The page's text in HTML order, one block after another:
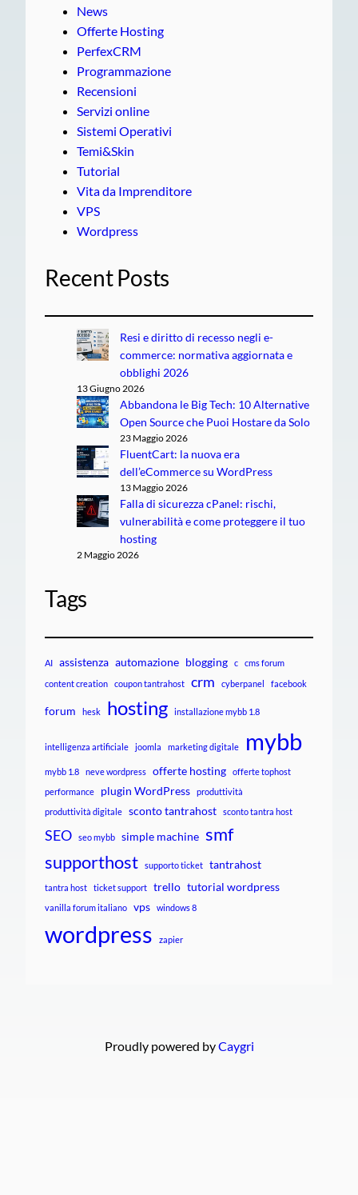
News
Offerte Hosting
PerfexCRM
Programmazione
Recensioni
Servizi online
Sistemi Operativi
Temi&Skin
Tutorial
Vita da Imprenditore
VPS
Wordpress
Recent Posts
Resi e diritto di recesso negli e-
commerce: normativa aggiornata e
obblighi 2026
13 Giugno 2026
Abbandona le Big Tech: 10 Alternative
Open Source che Puoi Hostare da Solo
23 Maggio 2026
FluentCart: la nuova era
dell’eCommerce su WordPress
13 Maggio 2026
Falla di sicurezza cPanel: rischi,
vulnerabilità e come proteggere il tuo
hosting
2 Maggio 2026
Tags
AI assistenza automazione blogging c
cms forum
content creation
coupon tantrahost crm cyberpanel facebook
forum hesk hosting installazione mybb 1.8
intelligenza artificiale joomla marketing digitale mybb
mybb 1.8 neve wordpress offerte hosting
offerte tophost
performance
plugin WordPress
produttività
produttività digitale
sconto tantrahost sconto tantra host
SEO seo mybb simple machine smf
supporthost
supporto ticket tantrahost
tantra host ticket support trello tutorial wordpress
vanilla forum italiano vps windows 8
wordpress zapier
Proudly powered byCaygri